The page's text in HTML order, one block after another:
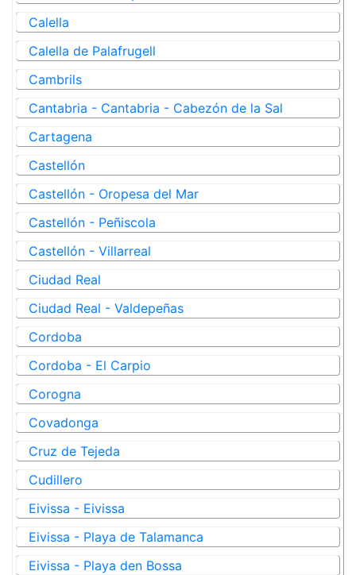
Calella
Calella de Palafrugell
Cambrils
Cantabria - Cantabria - Cabezón de la Sal
Cartagena
Castellón
Castellón - Oropesa del Mar
Castellón - Peñiscola
Castellón - Villarreal
Ciudad Real
Ciudad Real - Valdepeñas
Cordoba
Cordoba - El Carpio
Corogna
Covadonga
Cruz de Tejeda
Cudillero
Eivissa - Eivissa
Eivissa - Playa de Talamanca
Eivissa - Playa den Bossa